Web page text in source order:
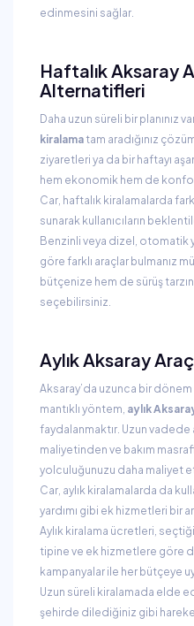
edinmesini sağlar.
Haftalık Aksaray
Alternatifleri
Daha uzun süreli bir planınız
kiralama tam aradığınız
ziyaretleri ya da bir haftayı
hem ekonomik hem de
Car, haftalık kiralamalarda
sunarak kullanıcıların
Benzinli veya dizel, otomatik
göre farklı araçlar bulmanız
bütçenize hem de sürüş
seçebilirsiniz.
Aylık Aksaray
Aksaray’da uzunca bir dönem
mantıklı yöntem, aylık
faydalanmaktır. Uzun vadede
maliyetinden ve bakım
yolculuğunuzu daha maliyet
Car, aylık kiralamalarda da
yardımı gibi ek hizmetleri bir
Aylık kiralama ücretleri,
tipine ve ek hizmetlere göre
kampanyalar ile her bütçeye
Uzun süreli kiralamada elde
şehirde dilediğiniz gibi